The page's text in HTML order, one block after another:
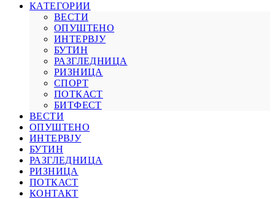
КАТЕГОРИИ
ВЕСТИ
ОПУШТЕНО
ИНТЕРВЈУ
БУТИН
РАЗГЛЕДНИЦА
РИЗНИЦА
СПОРТ
ПОТКАСТ
БИТФЕСТ
ВЕСТИ
ОПУШТЕНО
ИНТЕРВЈУ
БУТИН
РАЗГЛЕДНИЦА
РИЗНИЦА
ПОТКАСТ
КОНТАКТ